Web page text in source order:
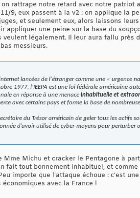
rattrape notre retard avec notre patriot
9, eux passent à la v2 : on applique la
et seulement eux, alors laissons
appliquer une peine sur la base du
légalement. Il leur aura fallu près
messieurs.
lancées de l'étranger comme une « urgence
1977, l’IEEPA est une loi fédérale américaine
en réponse à une menace inhabituelle et
avec certains pays et forme la base de
du Trésor américain de geler tous les actifs
d’avoir utilisé de cyber-moyens pour
Michu et cracker le Pentagone à
fait tout bonnement inhabituel, et
importe que l'attaque échoue : c'est
avec la France !